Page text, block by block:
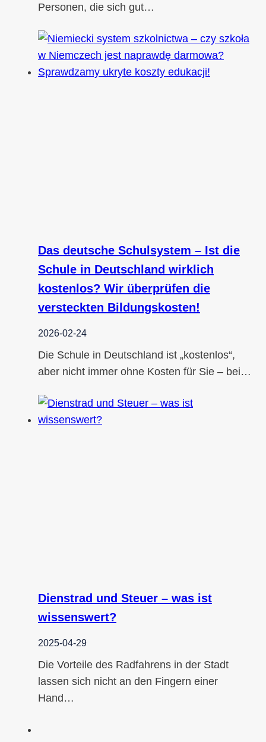
Personen, die sich gut…
Das deutsche Schulsystem – Ist die
Schule in Deutschland wirklich
kostenlos? Wir überprüfen die
versteckten Bildungskosten!
2026-02-24
Die Schule in Deutschland ist „kostenlos“,
aber nicht immer ohne Kosten für Sie – bei…
Dienstrad und Steuer – was ist
wissenswert?
2025-04-29
Die Vorteile des Radfahrens in der Stadt
lassen sich nicht an den Fingern einer
Hand…